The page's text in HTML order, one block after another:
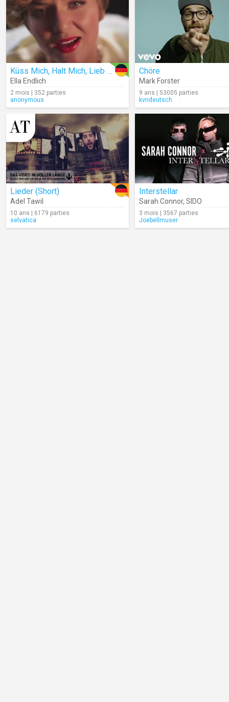
Küss Mich, Halt Mich, Lieb Mich
Ella Endlich
2 mois | 352 parties
anonymous
Chöre
Mark Forster
9 ans | 53005 parties
kvrideutsch
Lieder (Short)
Adel Tawil
10 ans | 6179 parties
selvatica
Interstellar
Sarah Connor, SIDO
3 mois | 3567 parties
Joebellmuser